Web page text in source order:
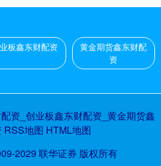
板鑫东财配资
黄金期货鑫东财配
资
资_创业板鑫东财配资_黄金期货鑫
RSS地图 HTML地图
2029 联华证券 版权所有